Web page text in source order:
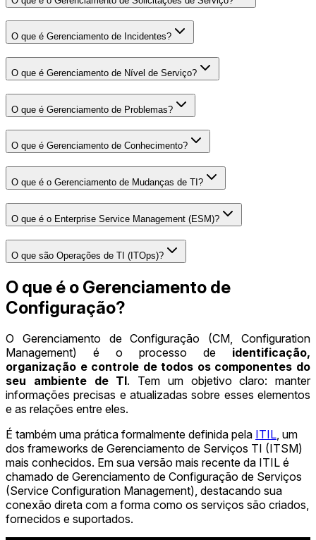
O que é Gerenciamento de Incidentes?
O que é Gerenciamento de Nível de Serviço?
O que é Gerenciamento de Problemas?
O que é Gerenciamento de Conhecimento?
O que é o Gerenciamento de Mudanças de TI?
O que é o Enterprise Service Management (ESM)?
O que são Operações de TI (ITOps)?
O que é o Gerenciamento de
Configuração?
O Gerenciamento de Configuração (CM, Configuration
Management) é o processo de identificação,
organização e controle de todos os componentes do
seu ambiente de TI. Tem um objetivo claro: manter
informações precisas e atualizadas sobre esses elementos
e as relações entre eles.
É também uma prática formalmente definida pela ITIL, um
dos frameworks de Gerenciamento de Serviços TI (ITSM)
mais conhecidos. Em sua versão mais recente da ITIL é
chamado de Gerenciamento de Configuração de Serviços
(Service Configuration Management), destacando sua
conexão direta com a forma como os serviços são criados,
fornecidos e suportados.